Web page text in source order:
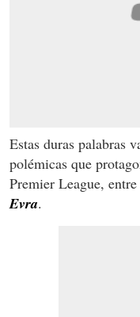
Estas duras palabras
polémicas que
Premier League,
Evra.